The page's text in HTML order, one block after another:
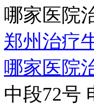
哪家医院
郑州治疗
哪家医院
中段72号